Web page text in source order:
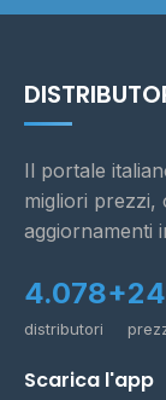
Il portale
migliori prezzi,
aggiornamenti
4.078+
distributori
Scarica l'app